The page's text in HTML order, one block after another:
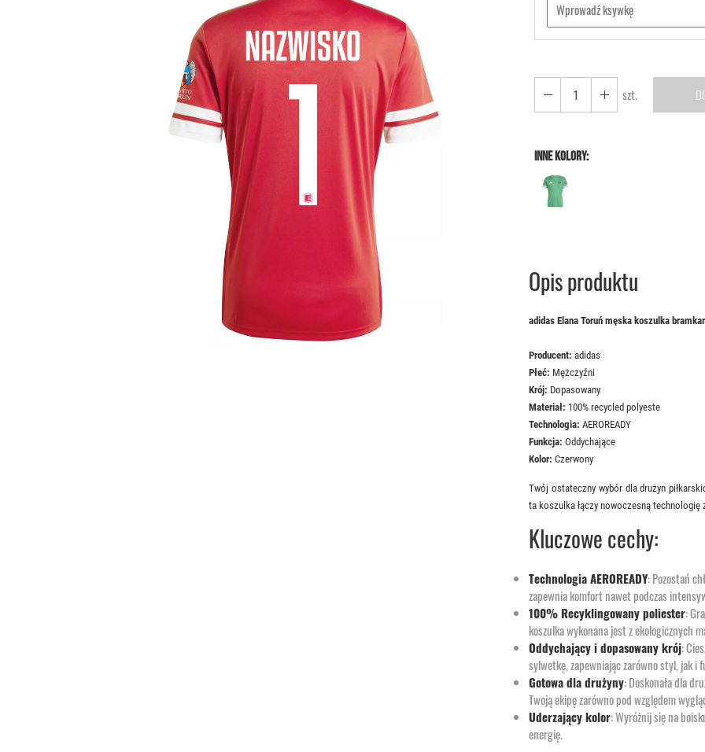
szt.
INNE KOLORY:
Opis produktu
adidas Elana Toruń męska koszulka
Producent: adidas
Płeć: Mężczyźni
Krój: Dopasowany
Materiał: 100% recycled polyeste
Technologia: AEROREADY
Funkcja: Oddychające
Kolor: Czerwony
Twój ostateczny wybór dla drużyn
ta koszulka łączy nowoczesną
Kluczowe cechy:
Technologia AEROREADY: Pozostań
zapewnia komfort nawet podczas
100% Recyklingowany poliester:
koszulka wykonana jest z ekologicznych
Oddychający i dopasowany krój:
sylwetkę, zapewniając zarówno styl, jak i
Gotowa dla drużyny: Doskonała dla
Twoją ekipę zarówno pod względem
Uderzający kolor: Wyróżnij się na
energię.